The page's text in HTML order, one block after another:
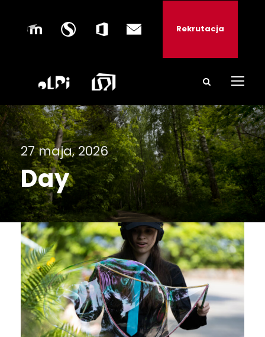
Rekrutacja
27 maja, 2026
Day